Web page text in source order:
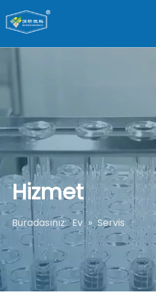
Hizmet
Buradasınız: Ev » Servis